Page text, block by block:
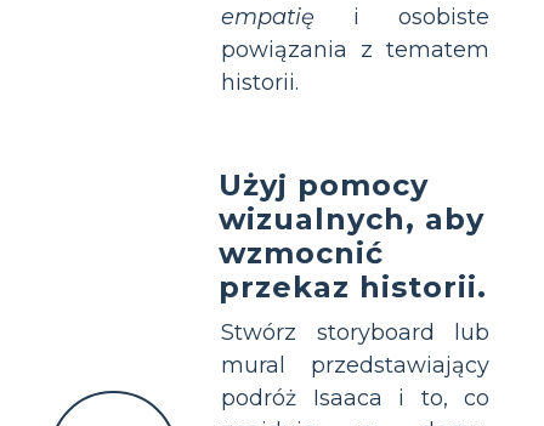
empatię i osobiste
powiązania z tematem
historii.
Użyj pomocy
wizualnych, aby
wzmocnić
przekaz historii.
Stwórz storyboard lub
mural przedstawiający
podróż Isaaca i to, co